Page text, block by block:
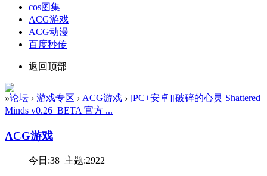
cos图集
ACG游戏
ACG动漫
百度秒传
返回顶部
»论坛 › 游戏专区 › ACG游戏 › [PC+安卓][破碎的心灵 Shattered
Minds v0.26_BETA 官方 ...
ACG游戏
今日:38| 主题:2922